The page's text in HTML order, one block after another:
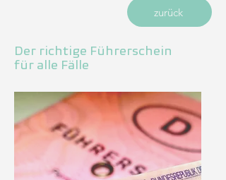
zurück
Der richtige Führerschein
für alle Fälle